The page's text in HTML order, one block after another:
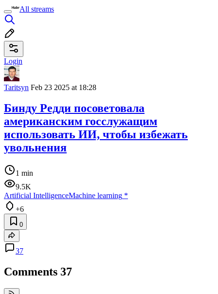
All streams
Login
Taritsyn Feb 23 2025 at 18:28
Бинду Редди посоветовала
американским госслужащим
использовать ИИ, чтобы избежать
увольнения
1 min
9.5K
Artificial IntelligenceMachine learning *
+6
0
37
Comments 37